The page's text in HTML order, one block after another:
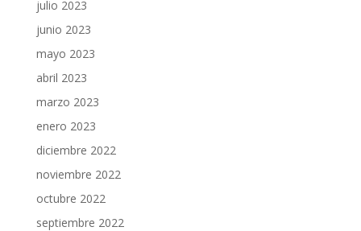
julio 2023
junio 2023
mayo 2023
abril 2023
marzo 2023
enero 2023
diciembre 2022
noviembre 2022
octubre 2022
septiembre 2022